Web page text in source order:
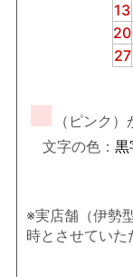
13
20
27
■
（ピンク
文字の色： 黒
※実店舗（伊勢
時とさせていた